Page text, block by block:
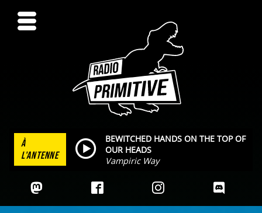
À
L'ANTENNE
BEWITCHED HANDS ON THE TOP OF
OUR HEADS
Vampiric Way